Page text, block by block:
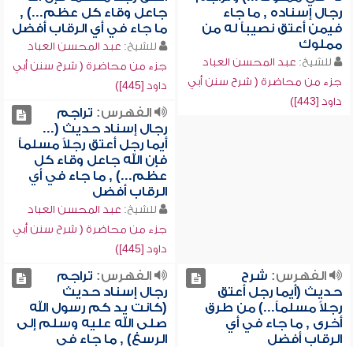
رجال إسناده , ما جاء
فيمن أعتق نصيباً له من
مملوك
للشيخ: عبد المحسن العباد
جزء من محاضرة ( شرح سنن أبي
داود [443])
جاعل وقاء كل عظم...) ,
ما جاء في أي الرقاب أفضل
للشيخ: عبد المحسن العباد
جزء من محاضرة ( شرح سنن أبي
داود [445])
الفهرس: تراجم
رجال إسناد حديث (...
أيما رجل أعتق رجلاً مسلماً
فإن الله جاعل وقاء كل
عظم...) , ما جاء في أي
الرقاب أفضل
للشيخ: عبد المحسن العباد
جزء من محاضرة ( شرح سنن أبي
داود [445])
الفهرس: شرح
حديث (أيما رجل أعتق
رجلاً مسلماً...) من طرق
أخرى , ما جاء في أي
الرقاب أفضل
الفهرس: تراجم
رجال إسناد حديث
(كانت يد كم رسول الله
صلى الله عليه وسلم إلى
الرسغ) , ما جاء في